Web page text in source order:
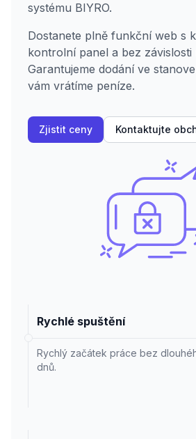
systému BIYRO.
Dostanete plně funkční web s
kontrolní panel a bez závislosti
Garantujeme dodání ve
vám vrátíme peníze.
Zjistit ceny Kontaktujte
Rychlé spuštění
Rychlý začátek práce bez
dnů.